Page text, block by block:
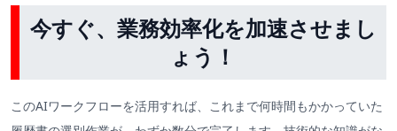
今すぐ、業務効率化を加速させまし
ょう！
このAIワークフローを活用すれば、これまで何時間もかかっていた